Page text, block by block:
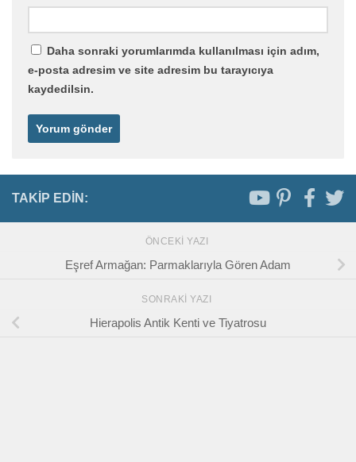
Daha sonraki yorumlarımda kullanılması için adım,
e-posta adresim ve site adresim bu tarayıcıya
kaydedilsin.
TAKIP EDIN:
ÖNCEKI YAZI
Eşref Armağan: Parmaklarıyla Gören Adam
SONRAKI YAZI
Hierapolis Antik Kenti ve Tiyatrosu